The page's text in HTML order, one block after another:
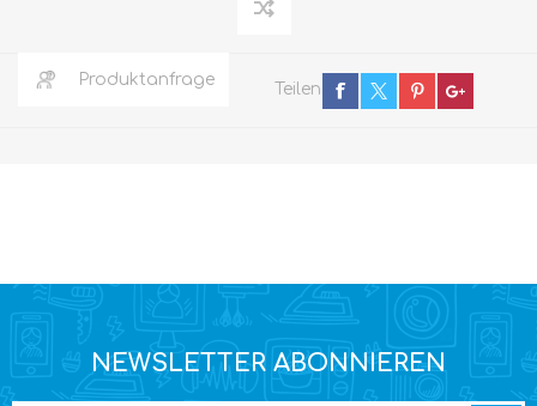
Produktanfrage
Teilen
NEWSLETTER ABONNIEREN